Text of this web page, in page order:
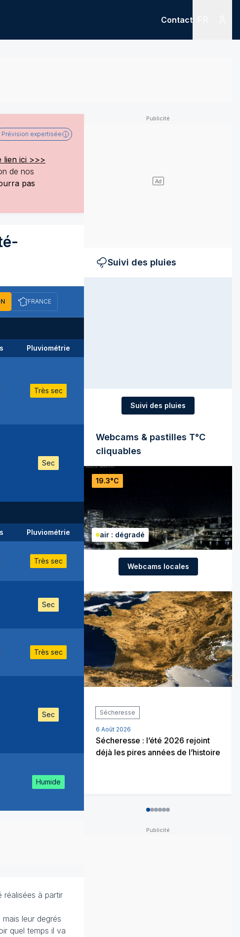
Contact
Prévision expertisée
lien ici >>>
de nos
pas
FRANCE
Pluviométrie
Très sec
Sec
Pluviométrie
Très sec
Sec
Très sec
Sec
Humide
réalisées à partir
leur degrés
quel temps il va
Suivi des pluies
Suivi des pluies
Webcams & pastilles T°C
cliquables
19.3°C
air : dégradé
Webcams locales
Sécheresse
6 Août 2026
Sécheresse : l’été 2026 rejoint
déjà les pires années de l’histoire
012345